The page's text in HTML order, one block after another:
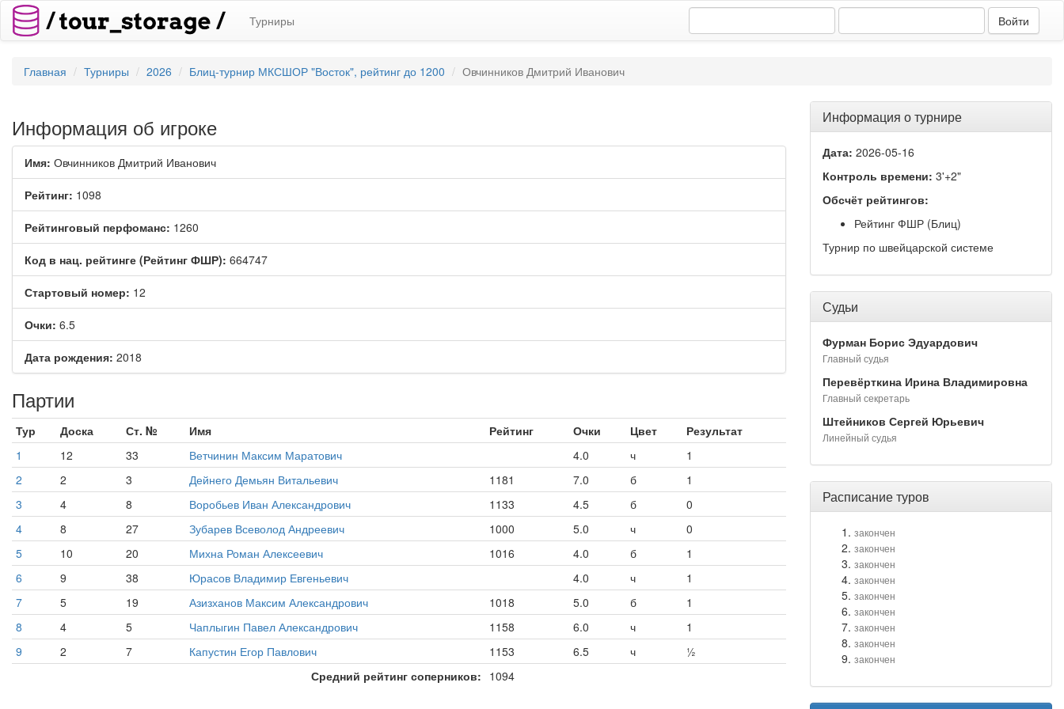
Турниры
Главная Турниры 2026 Блиц-турнир МКСШОР "Восток", рейтинг до 1200 Овчинников Дмитрий Иванович
Информация об игроке
Имя: Овчинников Дмитрий Иванович
Рейтинг: 1098
Рейтинговый перфоманс: 1260
Код в нац. рейтинге (Рейтинг ФШР): 664747
Стартовый номер: 12
Очки: 6.5
Дата рождения: 2018
Партии
Тур Доска Ст. № Имя Рейтинг Очки Цвет
Результат
1
12 33 Ветчинин Максим Маратович 4.0 ч
1
2
2 3 Дейнего Демьян Витальевич 1181 7.0 б
1
3
4 8 Воробьев Иван Александрович 1133 4.5 б
0
4
8 27 Зубарев Всеволод Андреевич 1000 5.0 ч
0
5
10 20 Михна Роман Алексеевич 1016 4.0 б
1
6
9 38 Юрасов Владимир Евгеньевич 4.0 ч
1
7
5 19 Азизханов Максим Александрович 1018 5.0 б
1
8
4 5 Чаплыгин Павел Александрович 1158 6.0 ч
1
9
2 7 Капустин Егор Павлович 1153 6.5 ч
½
Средний рейтинг соперников: 1094
Информация о турнире
Дата: 2026-05-16
Контроль времени: 3'+2"
Обсчёт рейтингов:
Рейтинг ФШР (Блиц)
Турнир по швейцарской системе
Судьи
Фурман Борис Эдуардович
Главный судья
Перевёрткина Ирина Владимировна
Главный секретарь
Штейников Сергей Юрьевич
Линейный судья
Расписание туров
закончен
закончен
закончен
закончен
закончен
закончен
закончен
закончен
закончен